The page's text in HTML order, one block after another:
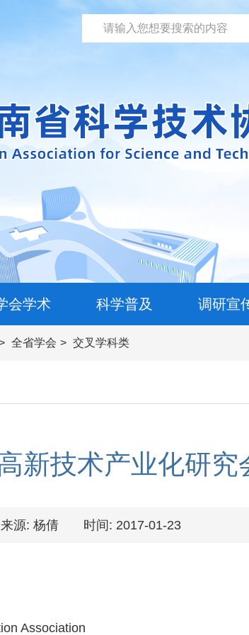
会学术 科学普及 调研宣
全省学会 交叉学科类
新技术产业化研究
来源: 杨倩 时间: 2017-01-23
Association